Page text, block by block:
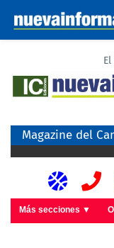
Magazine del
Más secciones ▼